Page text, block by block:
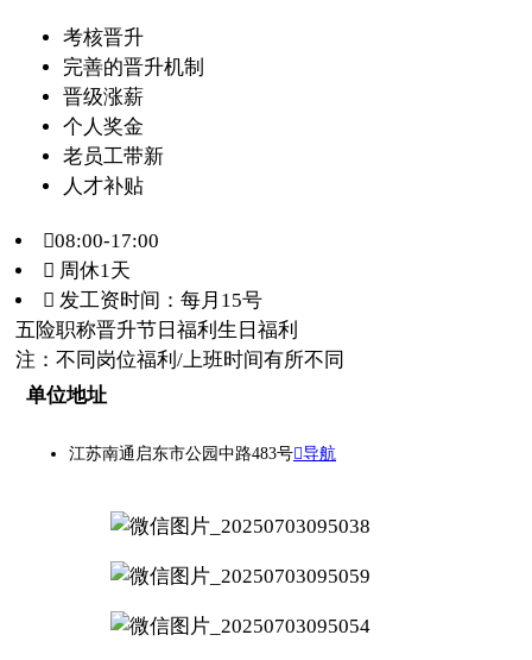
考核晋升
完善的晋升机制
晋级涨薪
个人奖金
老员工带新
人才补贴
08:00-17:00
 周休1天
 发工资时间：每月15号
五险职称晋升节日福利 生日福利
注：不同岗位福利/上班时间有所不同
单位地址
江苏南通启东市公园中路483号导航